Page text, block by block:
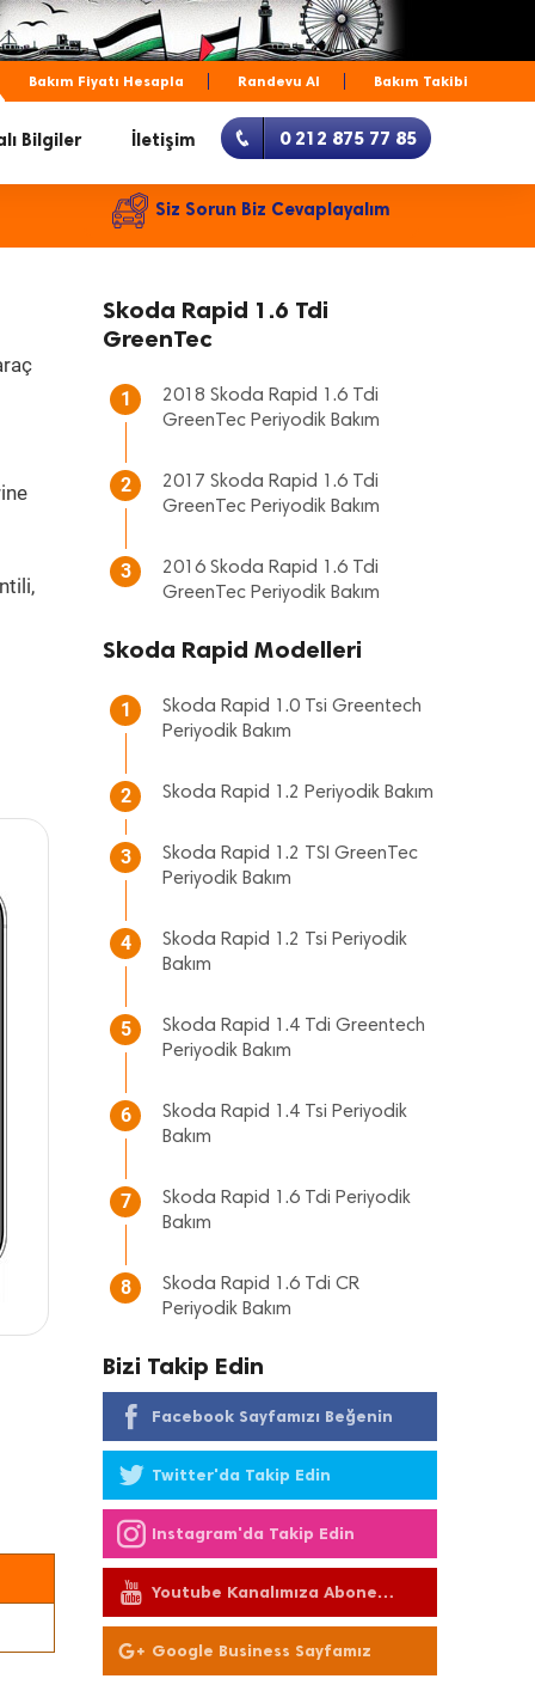
Bakım Fiyatı Hesapla Randevu Al Bakım Takibi
Bilgiler İletişim 0 212 875 77 85
Siz Sorun Biz Cevaplayalım
Skoda Rapid 1.6 Tdi
GreenTec
1
2018 Skoda Rapid 1.6 Tdi
GreenTec Periyodik Bakım
2
2017 Skoda Rapid 1.6 Tdi
GreenTec Periyodik Bakım
3
2016 Skoda Rapid 1.6 Tdi
GreenTec Periyodik Bakım
Skoda Rapid Modelleri
1
Skoda Rapid 1.0 Tsi Greentech
Periyodik Bakım
2 Skoda Rapid 1.2 Periyodik Bakım
3
Skoda Rapid 1.2 TSI GreenTec
Periyodik Bakım
4
Skoda Rapid 1.2 Tsi Periyodik
Bakım
5
Skoda Rapid 1.4 Tdi Greentech
Periyodik Bakım
6
Skoda Rapid 1.4 Tsi Periyodik
Bakım
7
Skoda Rapid 1.6 Tdi Periyodik
Bakım
8
Skoda Rapid 1.6 Tdi CR
Periyodik Bakım
Bizi Takip Edin
Facebook Sayfamızı Beğenin
Twitter'da Takip Edin
Instagram'da Takip Edin
Youtube Kanalımıza Abone
Olun
Google Business Sayfamız